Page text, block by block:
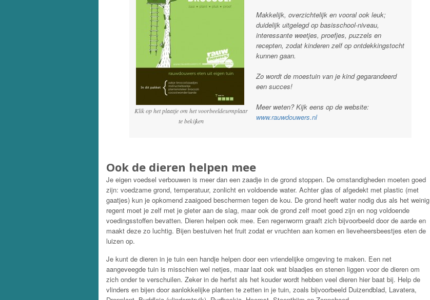
Klik op het plaatje om het voorbeeldexemplaar
te bekijken
Makkelijk, overzichtelijk en vooral ook leuk;
duidelijk uitgelegd op basisschool-niveau,
interessante weetjes, proefjes, puzzels en
recepten, zodat kinderen zelf op ontdekkingstocht
kunnen gaan.
Zo wordt de moestuin van je kind gegarandeerd
een succes!
Meer weten? Kijk eens op de website:
www.rauwdouwers.nl
Ook de dieren helpen mee
Je eigen voedsel verbouwen is meer dan een zaadje in de grond stoppen. De omstandigheden moeten goed
zijn: voedzame grond, temperatuur, zonlicht en voldoende water. Achter glas of afgedekt met plastic (met
gaatjes) kun je opkomend zaaigoed beschermen tegen de kou. De grond heeft water nodig dus als het weinig
regent moet je zelf met je gieter aan de slag, maar ook de grond zelf moet goed zijn en nog voldoende
voedingsstoffen bevatten. Dieren helpen ook mee. Een regenworm graaft zich bijvoorbeeld door de aarde en
maakt deze zo luchtig. Bijen bestuiven het fruit zodat er vruchten aan komen en lieveheersbeestjes eten de
luizen op.
Je kunt de dieren in je tuin een handje helpen door een vriendelijke omgeving te maken. Een net
aangeveegde tuin is misschien wel netjes, maar laat ook wat blaadjes en stenen liggen voor de dieren om
zich onder te verschuilen. Zeker in de herfst als het kouder wordt hebben veel dieren hier baat bij. Help de
vlinders en bijen door aanlokkelijke planten te zetten in je tuin, zoals bijvoorbeeld Duizendblad, Lavatera,